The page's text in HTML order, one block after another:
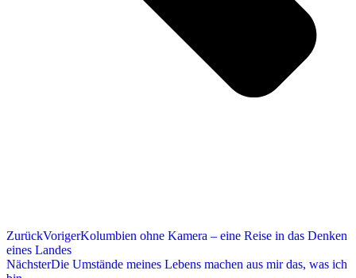
ZurückVorigerKolumbien ohne Kamera – eine Reise in das Denken
eines Landes
NächsterDie Umstände meines Lebens machen aus mir das, was ich